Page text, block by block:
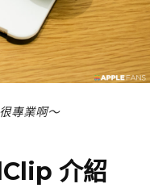
專業啊～
介紹